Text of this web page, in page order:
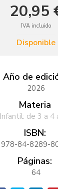
20,95
IVA incluido
Disponible
Año de
2026
Materia
Infantil: de 3 a 4
ISBN:
978-84-8289-
Páginas:
64